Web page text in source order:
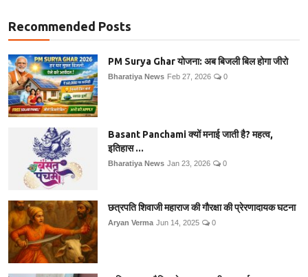
Recommended Posts
PM Surya Ghar योजना: अब बिजली बिल होगा जीरो
Bharatiya News Feb 27, 2026 0
Basant Panchami क्यों मनाई जाती है? महत्व,
इतिहास ...
Bharatiya News Jan 23, 2026 0
छत्रपति शिवाजी महाराज की गौरक्षा की प्रेरणादायक घटना
Aryan Verma Jun 14, 2025 0